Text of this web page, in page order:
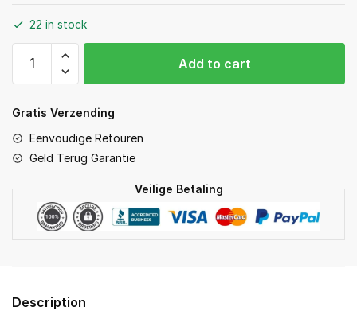
22 in stock
Automatische
Horlogeopwinder
One
Mat
Chroom
Satijn
Add to cart
Gratis Verzending
Eenvoudige Retouren
Geld Terug Garantie
Veilige Betaling
Description